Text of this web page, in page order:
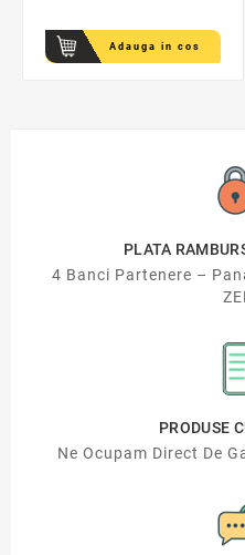
Adauga in cos
PLATA
4 Banci Partenere –
PRODUSE
Ne Ocupam Direct De